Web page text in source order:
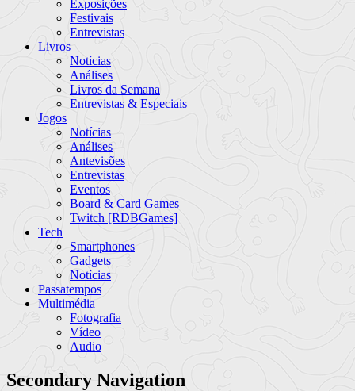
Exposições
Festivais
Entrevistas
Livros
Notícias
Análises
Livros da Semana
Entrevistas & Especiais
Jogos
Notícias
Análises
Antevisões
Entrevistas
Eventos
Board & Card Games
Twitch [RDBGames]
Tech
Smartphones
Gadgets
Notícias
Passatempos
Multimédia
Fotografia
Vídeo
Audio
Secondary Navigation